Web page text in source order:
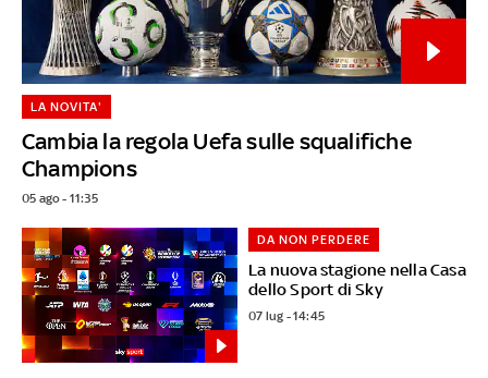
Cambia la regola Uefa sulle squalifiche
Champions
LA NOVITA'
05 ago - 11:35
La nuova stagione nella Casa
dello Sport di Sky
DA NON PERDERE
07 lug - 14:45